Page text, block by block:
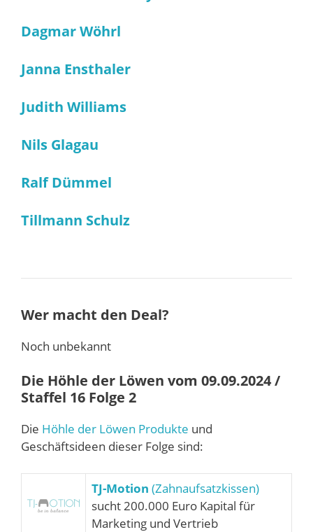
Dagmar Wöhrl
Janna Ensthaler
Judith Williams
Nils Glagau
Ralf Dümmel
Tillmann Schulz
Wer macht den Deal?
Noch unbekannt
Die Höhle der Löwen vom 09.09.2024 /
Staffel 16 Folge 2
Die Höhle der Löwen Produkte und
Geschäftsideen dieser Folge sind:
TJ-Motion (Zahnaufsatzkissen)
sucht 200.000 Euro Kapital für
Marketing und Vertrieb